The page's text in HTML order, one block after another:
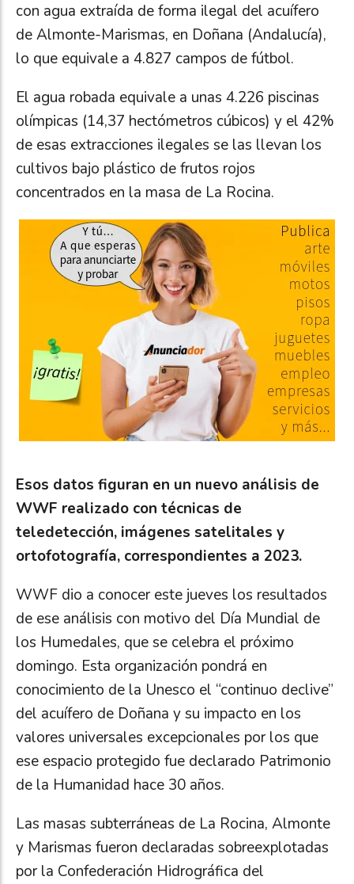
con agua extraída de forma ilegal del acuífero
de Almonte-Marismas, en Doñana (Andalucía),
lo que equivale a 4.827 campos de fútbol.
El agua robada equivale a unas 4.226 piscinas
olímpicas (14,37 hectómetros cúbicos) y el 42%
de esas extracciones ilegales se las llevan los
cultivos bajo plástico de frutos rojos
concentrados en la masa de La Rocina.
Esos datos figuran en un nuevo análisis de
WWF realizado con técnicas de
teledetección, imágenes satelitales y
ortofotografía, correspondientes a 2023.
WWF dio a conocer este jueves los resultados
de ese análisis con motivo del Día Mundial de
los Humedales, que se celebra el próximo
domingo. Esta organización pondrá en
conocimiento de la Unesco el “continuo declive”
del acuífero de Doñana y su impacto en los
valores universales excepcionales por los que
ese espacio protegido fue declarado Patrimonio
de la Humanidad hace 30 años.
Las masas subterráneas de La Rocina, Almonte
y Marismas fueron declaradas sobreexplotadas
por la Confederación Hidrográfica del